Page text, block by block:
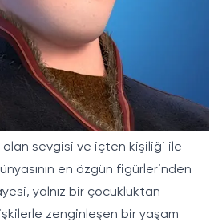
olan sevgisi ve içten kişiliği ile
en özgün figürlerinden
yalnız bir çocukluktan
zenginleşen bir yaşam